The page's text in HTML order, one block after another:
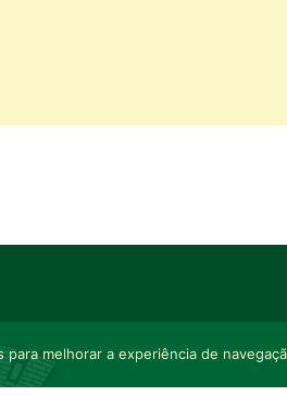
para melhorar a experiência de